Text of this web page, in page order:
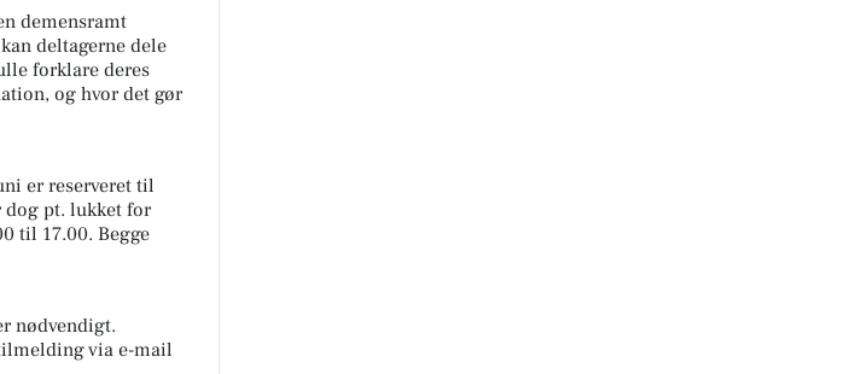
demensramt
deltagerne dele
forklare deres
og hvor det gør
er reserveret til
dog pt. lukket for
til 17.00. Begge
nødvendigt.
via e-mail